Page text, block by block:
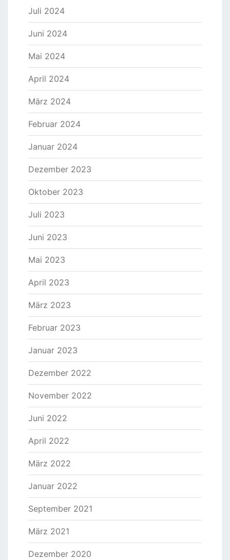
Juli 2024
Juni 2024
Mai 2024
April 2024
März 2024
Februar 2024
Januar 2024
Dezember 2023
Oktober 2023
Juli 2023
Juni 2023
Mai 2023
April 2023
März 2023
Februar 2023
Januar 2023
Dezember 2022
November 2022
Juni 2022
April 2022
März 2022
Januar 2022
September 2021
März 2021
Dezember 2020